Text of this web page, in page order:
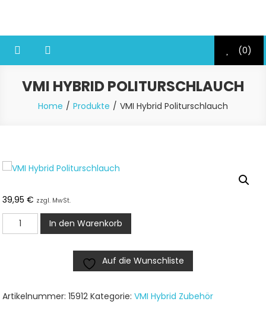
content
(0)
VMI HYBRID POLITURSCHLAUCH
Home Produkte VMI Hybrid Politurschlauch
39,95€ zzgl. MwSt.
Hybrid
In den Warenkorb
Auf die Wunschliste
Artikelnummer:15912 Kategorie:VMI Hybrid Zubehör